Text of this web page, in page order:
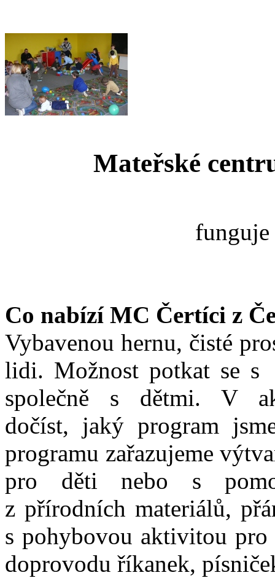
Mateřské
Co nabízí MC Čertíci z
Vybavenou hernu, čisté
lidi. Možnost potkat se
společně s dětmi. V
dočíst, jaký program
programu zařazujeme
pro děti nebo s
z přírodních materiálů,
s pohybovou aktivitou pro
doprovodu říkanek,